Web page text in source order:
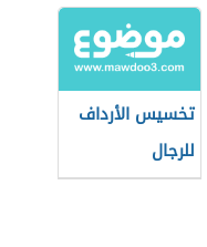
تخسيس الأرداف
للرجال